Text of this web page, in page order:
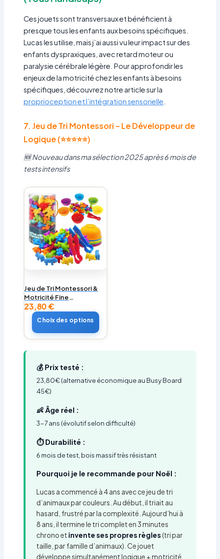
Ces jouets sont transversaux et bénéficient à
presque tous les enfants aux besoins spécifiques.
Lucas les utilise, mais j’ai aussi vu leur impact sur des
enfants dyspraxiques, avec retard moteur ou
paralysie cérébrale légère. Pour approfondir les
enjeux de la motricité chez les enfants à besoins
spécifiques, découvrez notre article sur la
proprioception et l’intégration sensorielle
7. Jeu de Tri Montessori – Le Développeur de
Logique (⭐⭐⭐⭐⭐)
🆕 Nouveau dans ma sélection 2025 après 6 mois de
tests intensifs
Jeu de Tri Montessori &
Motricité Fine
(TDAH/Autisme)
23,80€
Choix des options
💰 Prix testé :
23,80€ (alternative économique au Busy Board
45€)
👶 Âge réel :
3-7 ans (évolutif selon difficulté)
⏱️ Durabilité :
6 mois de test, bois massif très résistant
Pourquoi je le recommande pour Noël :
Lucas a commencé à 4 ans avec ce jeu de tri
d’animaux par couleurs. Au début, il triait au
hasard, frustré par la complexité. Aujourd’hui à
8 ans, il termine le tri complet en 3 minutes
chrono et invente ses propres règles(tri par
taille, par famille d’animaux). Ce jouet
développe simultanément logique + motricité